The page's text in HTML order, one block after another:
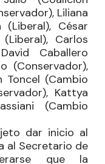
Liliana
(Liberal), César
(Liberal), Carlos
David Caballero
(Conservador),
Toncel (Cambio
Kattya
(Cambio
dar inicio al
al Secretario de
que la